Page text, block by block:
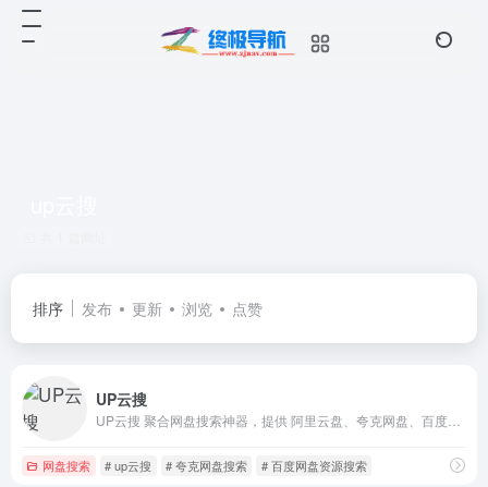
排序 发布 更新 浏览 点赞
UP云搜
网盘搜索 # up云搜 # 夸克网盘搜索 # 百度网盘资源搜索